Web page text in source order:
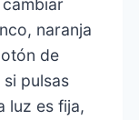
naranja
de
pulsas
luz es fija,